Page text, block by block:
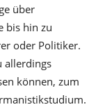
über
bis hin zu
oder Politiker.
allerdings
können, zum